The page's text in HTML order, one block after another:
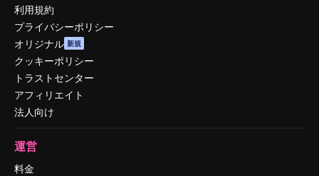
利用規約
プライバシーポリシー
オリジナル 新規
クッキーポリシー
トラストセンター
アフィリエイト
法人向け
運営
料金